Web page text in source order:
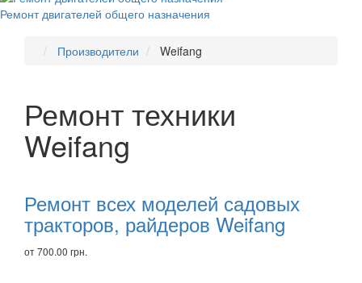
Ремонт двигателей общего назначения
Производители Weifang
Ремонт техники
Weifang
Рекомендуем
товары
Ремонт всех моделей садовых
тракторов, райдеров Weifang
от 700.00 грн.